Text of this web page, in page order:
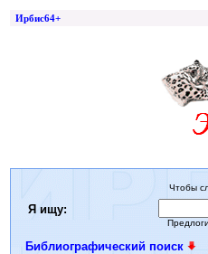
Ирбис64+
Я ищу:
Чтобы
Библиографический поиск